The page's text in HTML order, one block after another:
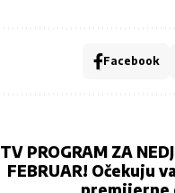
Facebook
PROGRAM ZA
FEBRUAR! Očekuju